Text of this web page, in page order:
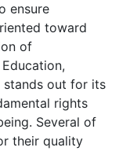
ensure
toward
of
stands out for its
rights
Several of
their quality